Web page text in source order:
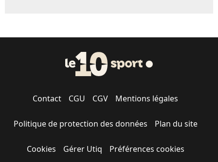
Contact CGU CGV Mentions légales
Politique de protection des données Plan du site
Cookies Gérer Utiq Préférences cookies